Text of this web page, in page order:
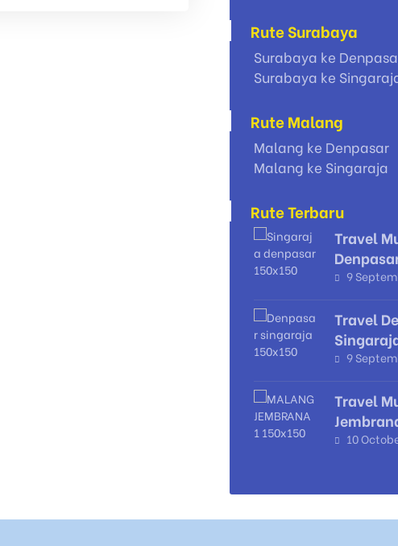
Rute Surabaya
Surabaya ke
Surabaya ke
Rute Malang
Malang ke Denpasar
Malang ke Singaraja
Rute Terbaru
Travel
9
Travel
9
Travel
10